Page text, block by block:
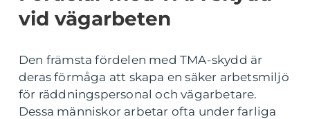
vid vägarbeten
Den främsta fördelen med TMA-skydd är
deras förmåga att skapa en säker arbetsmiljö
för räddningspersonal och vägarbetare.
Dessa människor arbetar ofta under farliga